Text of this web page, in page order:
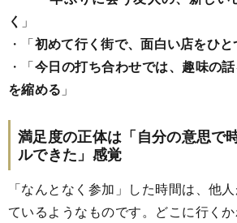
く 」
・「初めて行く街で、面白い店をひ
・「今日の打ち合わせでは、趣味の
を縮める 」
満足度の正体は「自分の意思で
ルできた」感覚
「なんとなく参加」した時間は、他
ているようなものです。どこに行く